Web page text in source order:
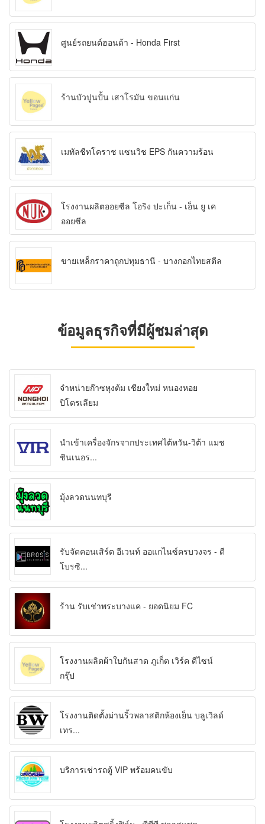
ศูนย์รถยนต์ฮอนด้า - Honda First
ร้านบัวปูนปั้น เสาโรมัน ขอนแก่น
เมทัลชีทโคราช แซนวิช EPS กันความร้อน
โรงงานผลิตออยซีล โอริง ปะเก็น - เอ็น ยู เค
ออยซีล
ขายเหล็กราคาถูกปทุมธานี - บางกอกไทยสตีล
ข้อมูลธุรกิจที่มีผู้ชมล่าสุด
จำหน่ายก๊าซหุงต้ม เชียงใหม่ หนองหอย
ปิโตรเลียม
นำเข้าเครื่องจักรจากประเทศไต้หวัน-วิต้า แมช
ชินเนอร...
มุ้งลวดนนทบุรี
รับจัดคอนเสิร์ต อีเวนท์ ออแกไนซ์ครบวงจร - ดี
โบรซิ...
ร้าน รับเช่าพระบางแค - ยอดนิยม FC
โรงงานผลิตผ้าใบกันสาด ภูเก็ต เวิร์ค ดีไซน์
กรุ๊ป
โรงงานติดตั้งม่านริ้วพลาสติกห้องเย็น บลูเวิลด์
เทร...
บริการเช่ารถตู้ VIP พร้อมคนขับ